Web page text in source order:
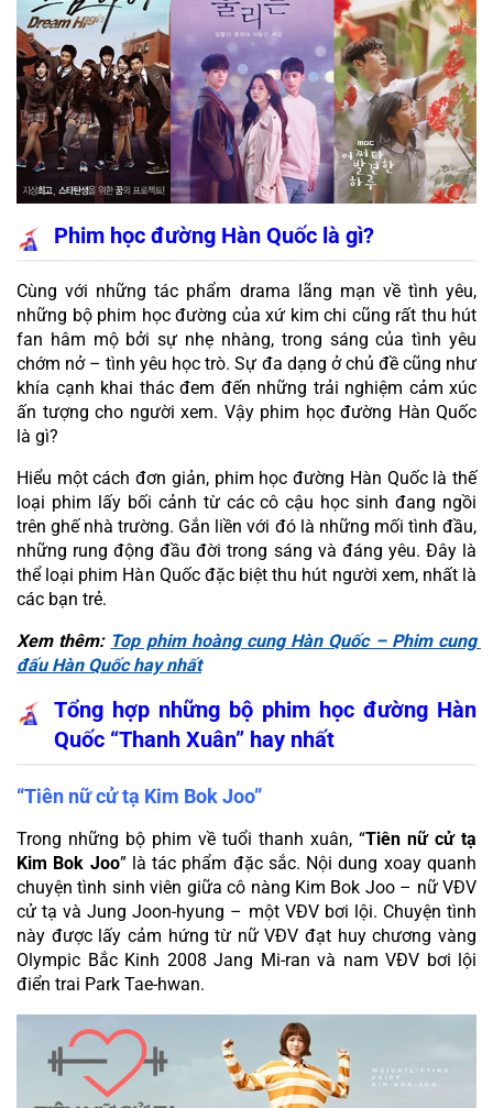
Phim học đường Hàn Quốc là gì?
Cùng với những tác phẩm drama lãng mạn về tình yêu,
những bộ phim học đường của xứ kim chi cũng rất thu hút
fan hâm mộ bởi sự nhẹ nhàng, trong sáng của tình yêu
chớm nở – tình yêu học trò. Sự đa dạng ở chủ đề cũng như
khía cạnh khai thác đem đến những trải nghiệm cảm xúc
ấn tượng cho người xem. Vậy phim học đường Hàn Quốc
là gì?
Hiểu một cách đơn giản, phim học đường Hàn Quốc là thế
loại phim lấy bối cảnh từ các cô cậu học sinh đang ngồi
trên ghế nhà trường. Gắn liền với đó là những mối tình đầu,
những rung động đầu đời trong sáng và đáng yêu. Đây là
thể loại phim Hàn Quốc đặc biệt thu hút người xem, nhất là
các bạn trẻ.
Xem thêm: Top phim hoàng cung Hàn Quốc – Phim cung
đấu Hàn Quốc hay nhất
Tổng hợp những bộ phim học đường Hàn
Quốc “Thanh Xuân” hay nhất
“Tiên nữ cử tạ Kim Bok Joo”
Trong những bộ phim về tuổi thanh xuân, “Tiên nữ cử tạ
Kim Bok Joo” là tác phẩm đặc sắc. Nội dung xoay quanh
chuyện tình sinh viên giữa cô nàng Kim Bok Joo – nữ VĐV
cử tạ và Jung Joon-hyung – một VĐV bơi lội. Chuyện tình
này được lấy cảm hứng từ nữ VĐV đạt huy chương vàng
Olympic Bắc Kinh 2008 Jang Mi-ran và nam VĐV bơi lội
điển trai Park Tae-hwan.